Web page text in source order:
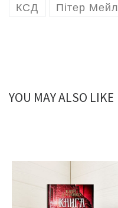
КСД Пітер Мейл
YOU MAY ALSO LIKE